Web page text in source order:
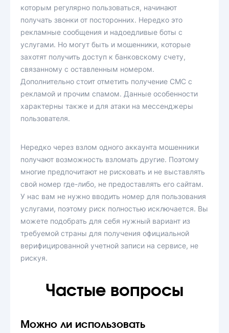
которым регулярно пользоваться, начинают
получать звонки от посторонних. Нередко это
рекламные сообщения и надоедливые боты с
услугами. Но могут быть и мошенники, которые
захотят получить доступ к банковскому счету,
связанному с оставленным номером.
Дополнительно стоит отметить получение СМС с
рекламой и прочим спамом. Данные особенности
характерны также и для атаки на мессенджеры
пользователя.
Нередко через взлом одного аккаунта мошенники
получают возможность взломать другие. Поэтому
многие предпочитают не рисковать и не выставлять
свой номер где-либо, не предоставлять его сайтам.
У нас вам не нужно вводить номер для пользования
услугами, поэтому риск полностью исключается. Вы
можете подобрать для себя нужный вариант из
требуемой страны для получения официальной
верифицированной учетной записи на сервисе, не
рискуя.
Частые вопросы
Можно ли использовать